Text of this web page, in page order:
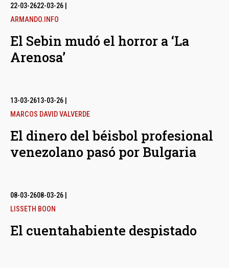
22-03-2622-03-26
ARMANDO.INFO
El Sebin mudó el horror a ‘La
Arenosa’
13-03-2613-03-26
MARCOS DAVID VALVERDE
El dinero del béisbol profesional
venezolano pasó por Bulgaria
08-03-2608-03-26
LISSETH BOON
El cuentahabiente despistado